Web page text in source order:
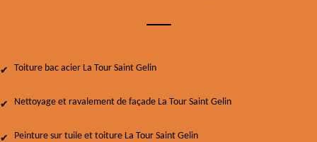
Toiture bac acier La Tour Saint Gelin
Nettoyage et ravalement de façade La Tour Saint Gelin
Peinture sur tuile et toiture La Tour Saint Gelin